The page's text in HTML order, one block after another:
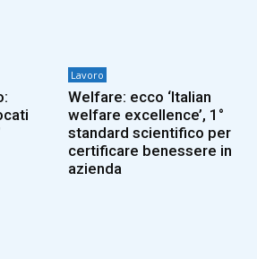
Lavoro
Welfare: ecco ‘Italian
welfare excellence’, 1°
standard scientifico per
certificare benessere in
azienda